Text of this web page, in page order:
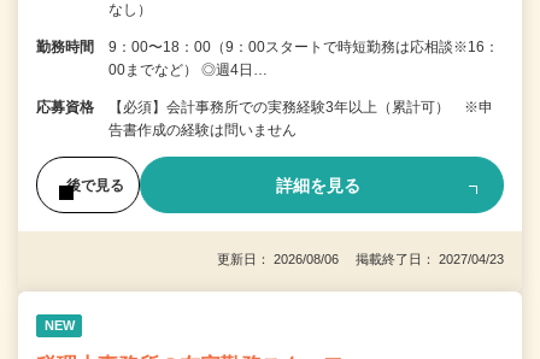
なし）
勤務時間
9：00〜18：00（9：00スタートで時短勤務は応相談※16：
00までなど） ◎週4日…
応募資格
【必須】会計事務所での実務経験3年以上（累計可） ※申
告書作成の経験は問いません
後で見る 詳細を見る
更新日： 2026/08/06 掲載終了日： 2027/04/23
NEW